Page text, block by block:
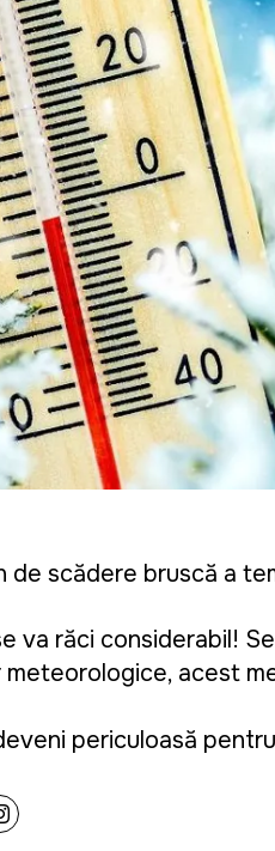
scădere bruscă a
va răci considerabil!
acest
periculoasă